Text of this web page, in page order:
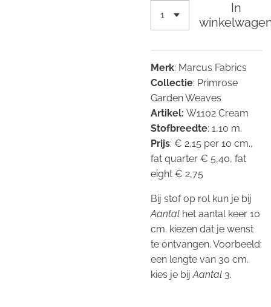
In
Merk: Marcus Fabrics
Collectie: Primrose
Garden Weaves
Artikel: W1102 Cream
Stofbreedte: 1,10 m.
Prijs: € 2,15 per 10 cm.,
fat quarter € 5,40, fat
eight € 2,75
Bij stof op rol kun je bij
Aantal het aantal keer 10
cm. kiezen dat je wenst
te ontvangen. Voorbeeld:
een lengte van 30 cm.
kies je bijAantal 3.